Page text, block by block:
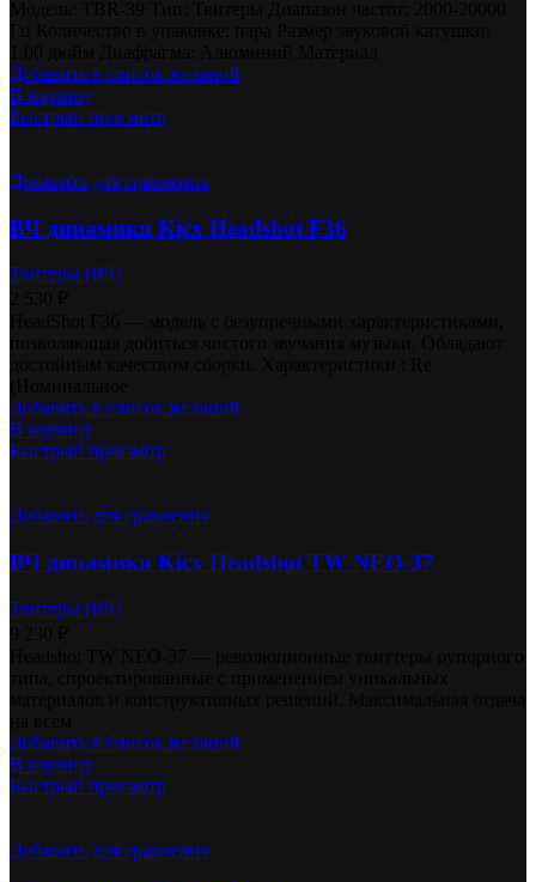
Добавить в список желаний
В корзину
Быстрый просмотр
Добавить для сравнения
ВЧ динамики Kicx Headshot F36
Твитеры (ВЧ)
Добавить в список желаний
В корзину
Быстрый просмотр
Добавить для сравнения
ВЧ динамики Kicx Headshot TW NEO-37
Твитеры (ВЧ)
Добавить в список желаний
В корзину
Быстрый просмотр
Добавить для сравнения